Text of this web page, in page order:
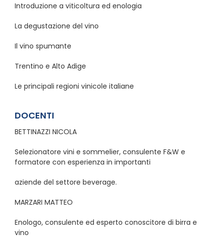
Introduzione a viticoltura ed enologia
La degustazione del vino
Il vino spumante
Trentino e Alto Adige
Le principali regioni vinicole italiane
DOCENTI
BETTINAZZI NICOLA
Selezionatore vini e sommelier, consulente F&W e
formatore con esperienza in importanti
aziende del settore beverage.
MARZARI MATTEO
Enologo, consulente ed esperto conoscitore di birra e
vino